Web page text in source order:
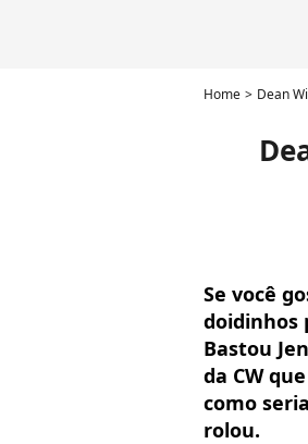
Home Dean
Se você
doidinhos
Bastou
da CW
como
rolou.